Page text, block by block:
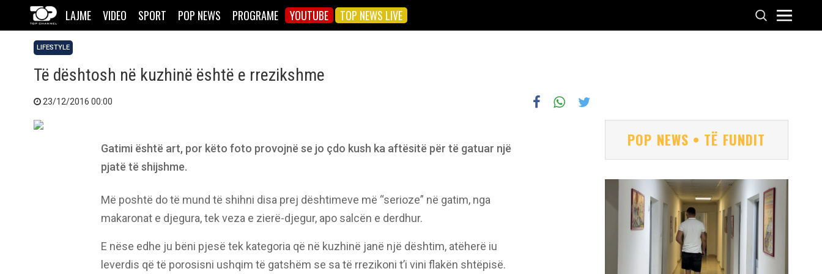
LAJME VIDEO SPORT POP NEWS PROGRAME YOUTUBE TOP NEWS LIVE
LIFESTYLE
Të dështosh në kuzhinë është e rrezikshme
23/12/2016 00:00
Gatimi është art, por këto foto provojnë se jo çdo kush ka aftësitë për të gatuar një
pjatë të shijshme.
Më poshtë do të mund të shihni disa prej dështimeve më “serioze” në gatim, nga
makaronat e djegura, tek veza e zierë-djegur, apo salcën e derdhur.
E nëse edhe ju bëni pjesë tek kategoria që në kuzhinë janë një dështim, atëherë iu
leverdis që të porosisni ushqim të gatshëm se sa të rrezikoni t’i vini flakën shtëpisë.
POP NEWS • TË FUNDIT